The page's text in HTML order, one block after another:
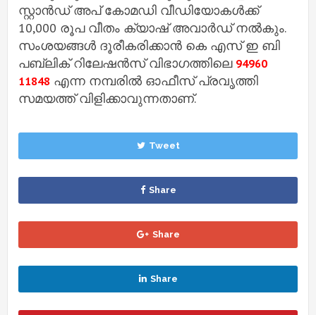
സ്റ്റാൻഡ് അപ് കോമഡി വീഡിയോകൾക്ക്
10,000 രൂപ വീതം ക്യാഷ് അവാർഡ് നൽകും.
സംശയങ്ങൾ ദൂരീകരിക്കാൻ കെ എസ് ഇ ബി
പബ്ലിക് റിലേഷൻസ് വിഭാഗത്തിലെ 94960
11848 എന്ന നമ്പരിൽ ഓഫീസ് പ്രവൃത്തി
സമയത്ത് വിളിക്കാവുന്നതാണ്.
Tweet
Share
Share
Share